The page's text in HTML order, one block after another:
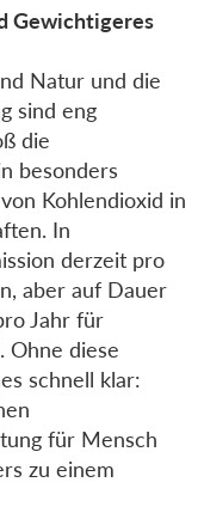
Gewichtigeres
Natur und die
sind eng
die
besonders
Kohlendioxid in
In
derzeit pro
aber auf Dauer
Jahr für
Ohne diese
schnell klar:
für Mensch
zu einem